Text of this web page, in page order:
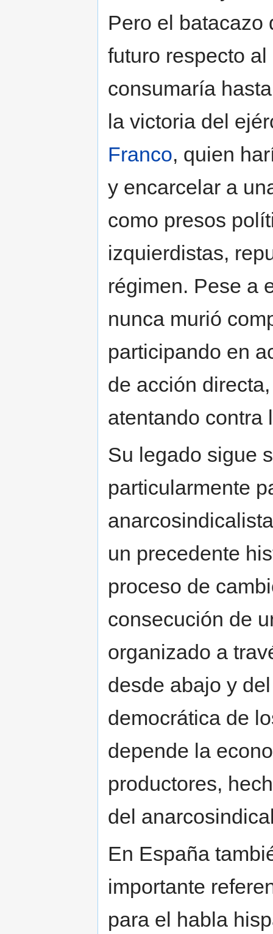
Pero el batacazo
futuro respecto
consumaría
la victoria del
Franco, quien
y encarcelar a
como presos
izquierdistas,
régimen. Pese a
nunca murió
participando en
de acción
atentando contra
Su legado sigue
particularmente
un precedente
proceso de
consecución de
organizado a
desde abajo y
democrática de
depende la
productores,
del
En España
importante
para el habla